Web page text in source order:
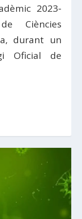
2023-
Ciències
durant un
Oficial de